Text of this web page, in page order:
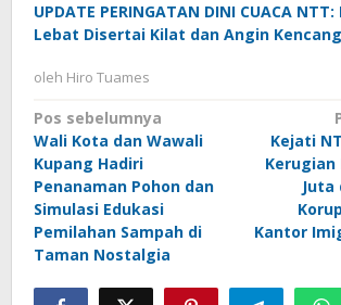
UPDATE PERINGATAN DINI CUACA
Lebat Disertai Kilat dan Angin Kencang
oleh Hiro Tuames
Navigasi
pos
Pos sebelumnya
Wali Kota dan Wawali
Kupang Hadiri
Penanaman Pohon dan
Simulasi Edukasi
Pemilahan Sampah di
Taman Nostalgia
Kejati
Kerugian
Juta
Kantor